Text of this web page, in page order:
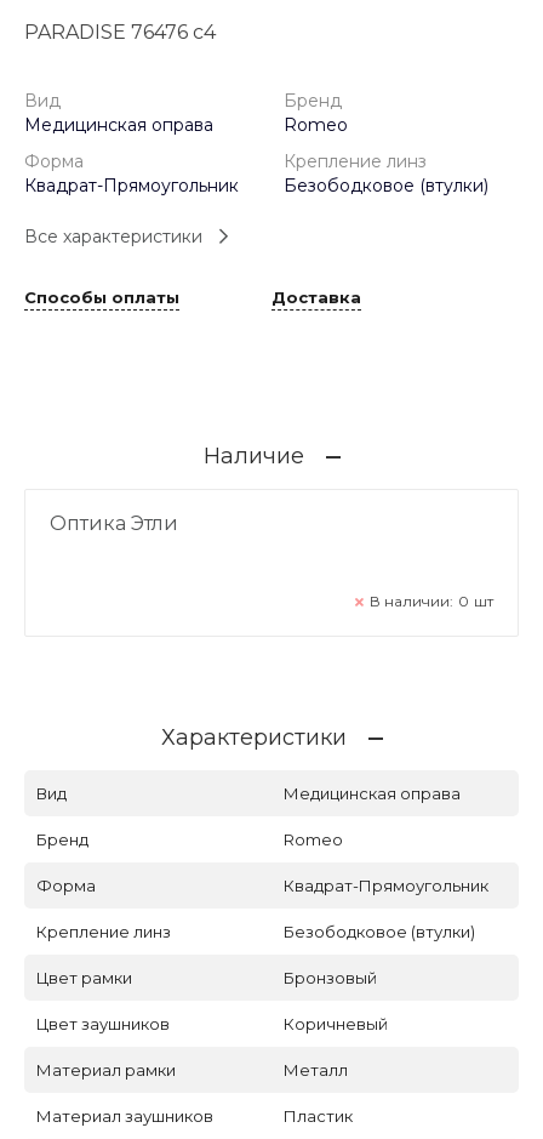
PARADISE 76476 с4
Вид
Медицинская оправа
Бренд
Romeo
Форма
Квадрат-Прямоугольник
Крепление линз
Безободковое (втулки)
Все характеристики
Способы оплаты Доставка
Наличие
Оптика Этли
В наличии: 0 шт
Характеристики
Вид Медицинская оправа
Бренд Romeo
Форма Квадрат-Прямоугольник
Крепление линз Безободковое (втулки)
Цвет рамки Бронзовый
Цвет заушников Коричневый
Материал рамки Металл
Материал заушников Пластик